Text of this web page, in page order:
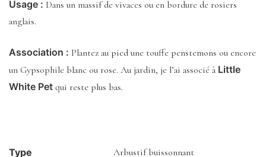
Usage : Dans un massif de vivaces ou en bordure de rosiers
anglais.
Association : Plantez au pied une touffe penstemons ou encore
un Gypsophile blanc ou rose. Au jardin, je l’ai associé à Little
White Pet qui reste plus bas.
Type Arbustif buissonnant